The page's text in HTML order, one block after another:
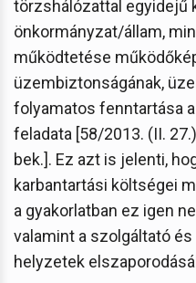
törzshálózattal egyidejű
önkormányzat/állam,
működtetése
üzembiztonságának,
folyamatos fenntartása
feladata [58/2013. (II.
bek.]. Ez azt is jelenti,
karbantartási költségei
a gyakorlatban ez igen
valamint a szolgáltató
helyzetek